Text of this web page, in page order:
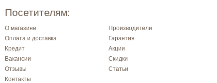
Посетителям:
О магазине
Производители
Оплата и доставка
Гарантия
Кредит
Акции
Вакансии
Скидки
Отзывы
Статьи
Контакты